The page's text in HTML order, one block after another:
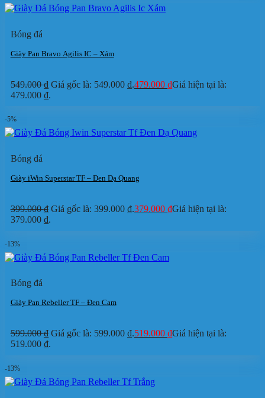
Bóng đá
Giày Pan Bravo Agilis IC – Xám
549.000₫ Giá gốc là: 549.000 ₫.479.000 ₫Giá hiện tại là:
479.000 ₫.
-5%
Bóng đá
Giày iWin Superstar TF – Đen Dạ Quang
399.000₫ Giá gốc là: 399.000 ₫.379.000 ₫Giá hiện tại là:
379.000 ₫.
-13%
Bóng đá
Giày Pan Rebeller TF – Đen Cam
599.000₫ Giá gốc là: 599.000 ₫.519.000 ₫Giá hiện tại là:
519.000 ₫.
-13%